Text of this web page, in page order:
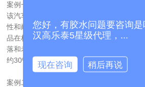
案例一：某高端汽车品牌镀铬饰条粘接
该汽车品牌对车辆外观装饰的质量要求极高
性和耐用性。采用专用双组份环氧树脂胶
品在极端气候条件（严寒、炎热、高湿）测
落和老化现象。相比传统有机硅胶，该环氧
约30%，极大提升了用户体验和品牌信誉。
案例二：家电行业镀铬装饰板的应用
您好，有胶水问题要咨询
汉高乐泰5星级代理，...
现在咨询 稍后再说